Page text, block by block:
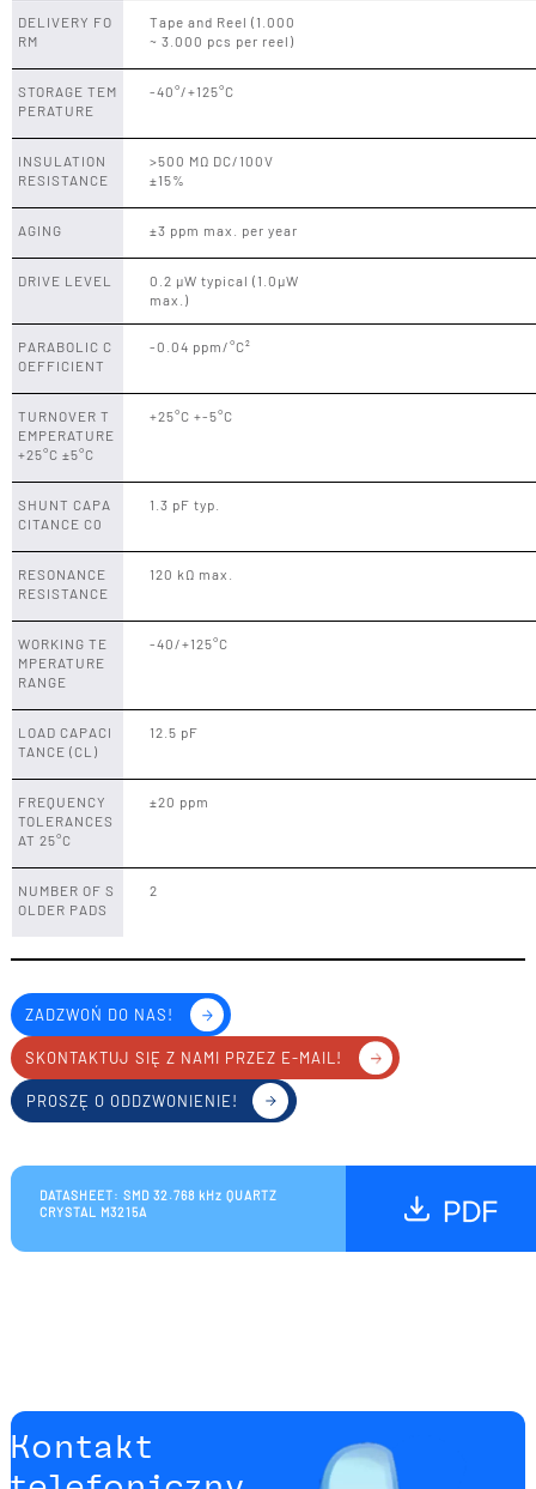
DELIVERY FO
RM
Tape and Reel (1.000
~ 3.000 pcs per reel)
STORAGE TEM
PERATURE
-40°/+125°C
INSULATION
RESISTANCE
>500 MΩ DC/100V
±15%
AGING ±3 ppm max. per year
DRIVE LEVEL
0.2 µW typical (1.0µW
max.)
PARABOLIC C
OEFFICIENT
-0.04 ppm/°C²
TURNOVER T
EMPERATURE
+25°C ±5°C
+25°C +-5°C
SHUNT CAPA
CITANCE C0
1.3 pF typ.
RESONANCE
RESISTANCE
120 kΩ max.
WORKING TE
MPERATURE
RANGE
-40/+125°C
LOAD CAPACI
TANCE (CL)
12.5 pF
FREQUENCY
TOLERANCES
AT 25°C
±20 ppm
NUMBER OF S
OLDER PADS
2
ZADZWOŃ DO NAS!
SKONTAKTUJ SIĘ Z NAMI PRZEZ E-MAIL!
PROSZĘ O ODDZWONIENIE!
DATASHEET: SMD 32.768 kHz QUARTZ
CRYSTAL M3215A
Kontakt